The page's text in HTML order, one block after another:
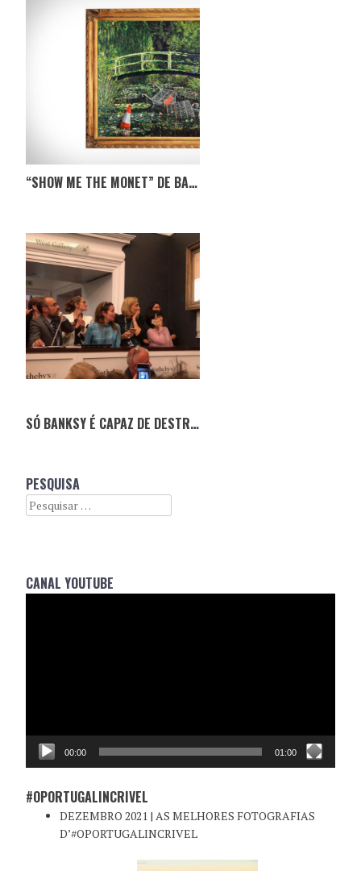
“SHOW ME THE MONET” DE BANKSY EM LEILÃO
SÓ BANKSY É CAPAZ DE DESTRUIR UM QUADRO E FAZÊ-LO VALER O DOBRO!
PESQUISA
Search
CANAL YOUTUBE
00:00 01:00
#OPORTUGALINCRIVEL
DEZEMBRO 2021 | AS MELHORES FOTOGRAFIAS
D’#OPORTUGALINCRIVEL